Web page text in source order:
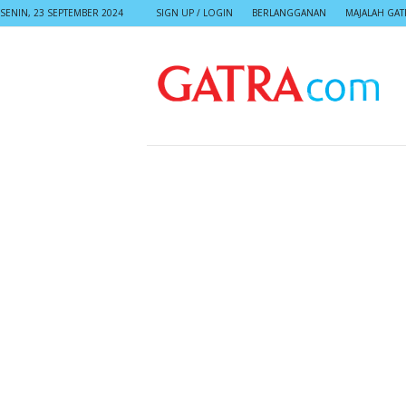
SENIN, 23 SEPTEMBER 2024 SIGN UP / LOGIN BERLANGGANAN MAJALAH